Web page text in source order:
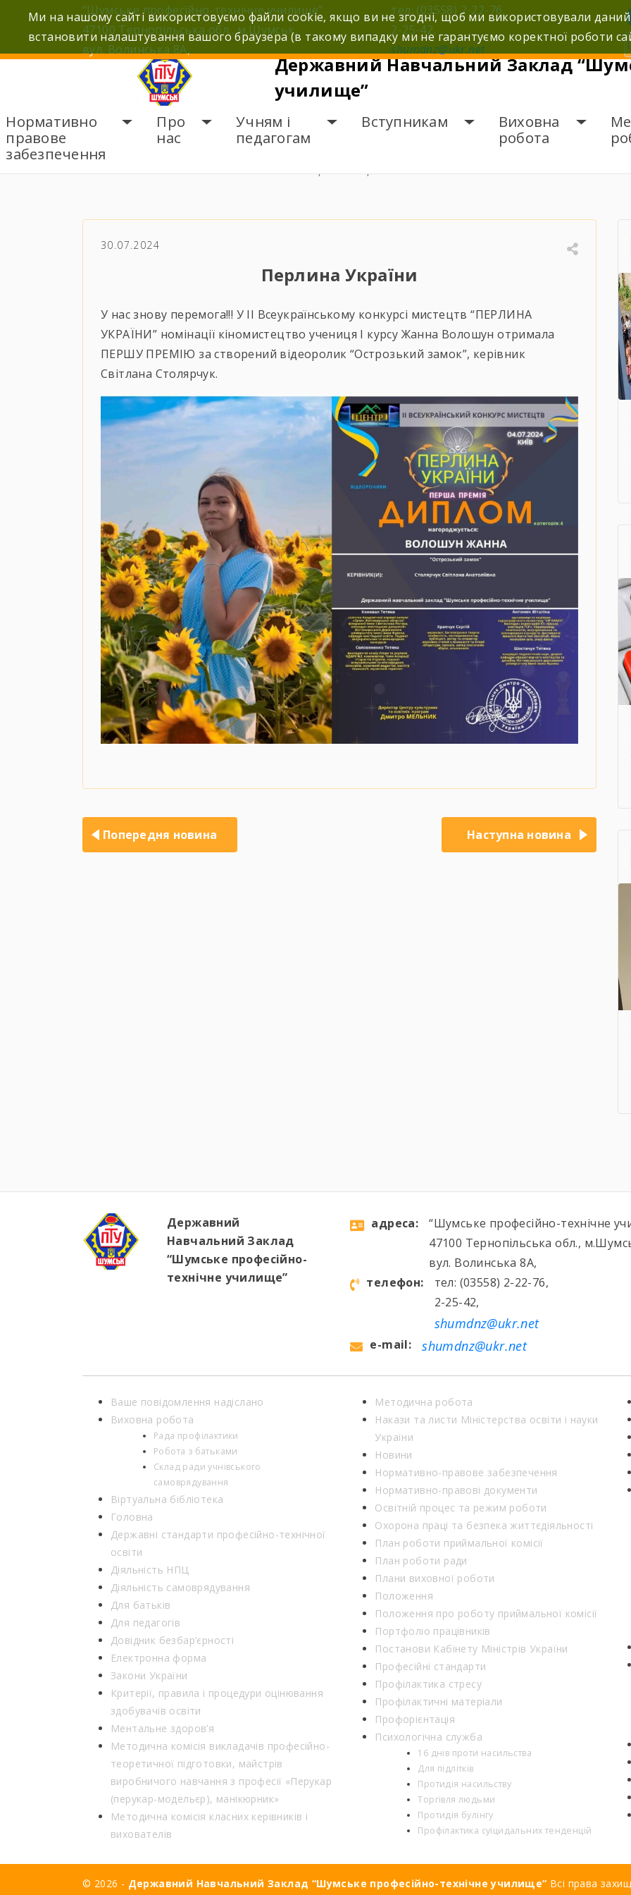
“Шумське професійно-технічне училище”
47100 Тернопільська обл., м.Шумськ,
вул. Волинська 8А,
тел: (03558) 2-22-76,
2-25-42,
shumdnz@ukr.net
Державний Навчальний Заклад
училище”
Нормативно
правове
забезпечення
Про
нас
Учням і
педагогам
Вступникам
Виховна
робота
30.07.2024
Перлина України
У нас знову перемога!!! У ІІ Всеукраїнському конкурсі мистецтв “ПЕРЛИНА
УКРАЇНИ” номінації кіномистецтво учениця І курсу Жанна Волошун отримала
ПЕРШУ ПРЕМІЮ за створений відеоролик “Острозький замок”, керівник
Світлана Столярчук.
записів
Попередня новина Наступна новина
Ми на нашому сайті використовуємо файли cookie, якщо ви не згодні, щоб ми використовували
встановити налаштування вашого браузера (в такому випадку ми не гарантуємо коректної роботи
Державний
Навчальний Заклад
“Шумське професійно-
технічне училище”
aдресa:
“Шумське професійно-технічне
47100 Тернопільська обл.,
вул. Волинська 8А,
телефон:
тел: (03558) 2-22-76,
2-25-42,
shumdnz@ukr.net
e-mail: shumdnz@ukr.net
Ваше повідомлення надіслано
Виховна робота
Рада профілактики
Робота з батьками
Склад ради учнівського
самоврядування
Віртуальна бібліотека
Головна
Державні стандарти професійно-технічної
освіти
Діяльність НПЦ
Діяльність самоврядування
Для батьків
Для педагогів
Довідник безбар’єрності
Електронна форма
Закони України
Критерії, правила і процедури оцінювання
здобувачів освіти
Ментальне здоров’я
Методична комісія викладачів професійно-
теоретичної підготовки, майстрів
виробничого навчання з професії «Перукар
(перукар-модельєр), манікюрник»
Методична комісія класних керівників і
вихователів
Методична робота
Накази та листи Міністерства освіти і науки
України
Новини
Нормативно-правове забезпечення
Нормативно-правові документи
Освітній процес та режим роботи
Охорона праці та безпека життєдіяльності
План роботи приймальної комісії
План роботи ради
Плани виховної роботи
Положення
Положення про роботу приймальної комісії
Портфоліо працівників
Постанови Кабінету Міністрів України
Професійні стандарти
Профілактика стресу
Профілактичні матеріали
Профорієнтація
Психологічна служба
16 днів проти насильства
Для підлітків
Протидія насильству
Торгівля людьми
Протидія булінгу
Профілактика суїцидальних тенденцій
© 2026 - Державний Навчальний Заклад “Шумське професійно-технічне училище” Всі права